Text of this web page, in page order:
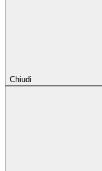
Chiudi